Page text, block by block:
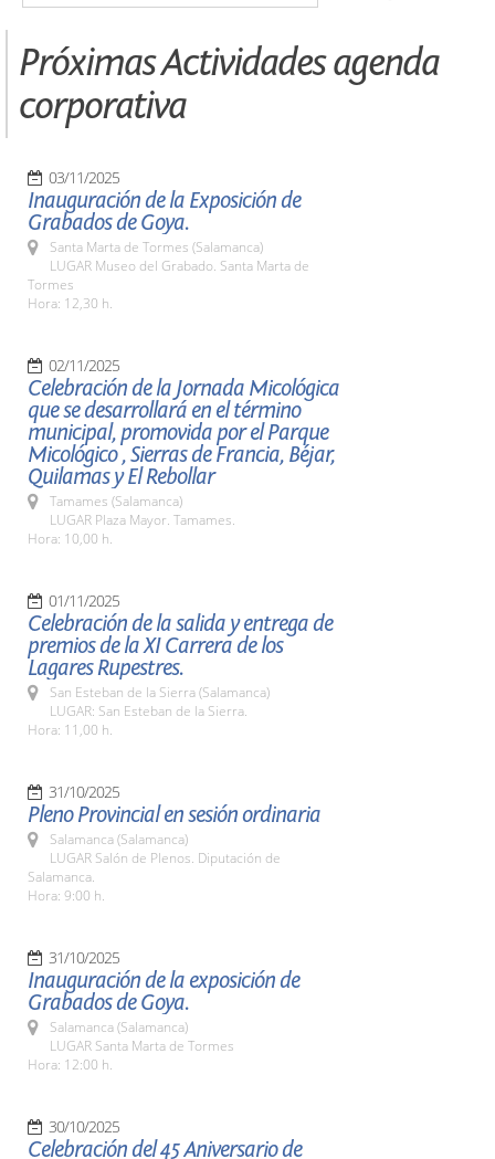
Próximas Actividades agenda
corporativa
03/11/2025
Inauguración de la Exposición de
Grabados de Goya.
Santa Marta de Tormes (Salamanca)
LUGAR Museo del Grabado. Santa Marta de
Tormes
Hora: 12,30 h.
02/11/2025
Celebración de la Jornada Micológica
que se desarrollará en el término
municipal, promovida por el Parque
Micológico , Sierras de Francia, Béjar,
Quilamas y El Rebollar
Tamames (Salamanca)
LUGAR Plaza Mayor. Tamames.
Hora: 10,00 h.
01/11/2025
Celebración de la salida y entrega de
premios de la XI Carrera de los
Lagares Rupestres.
San Esteban de la Sierra (Salamanca)
LUGAR: San Esteban de la Sierra.
Hora: 11,00 h.
31/10/2025
Pleno Provincial en sesión ordinaria
Salamanca (Salamanca)
LUGAR Salón de Plenos. Diputación de
Salamanca.
Hora: 9:00 h.
31/10/2025
Inauguración de la exposición de
Grabados de Goya.
Salamanca (Salamanca)
LUGAR Santa Marta de Tormes
Hora: 12:00 h.
30/10/2025
Celebración del 45 Aniversario de